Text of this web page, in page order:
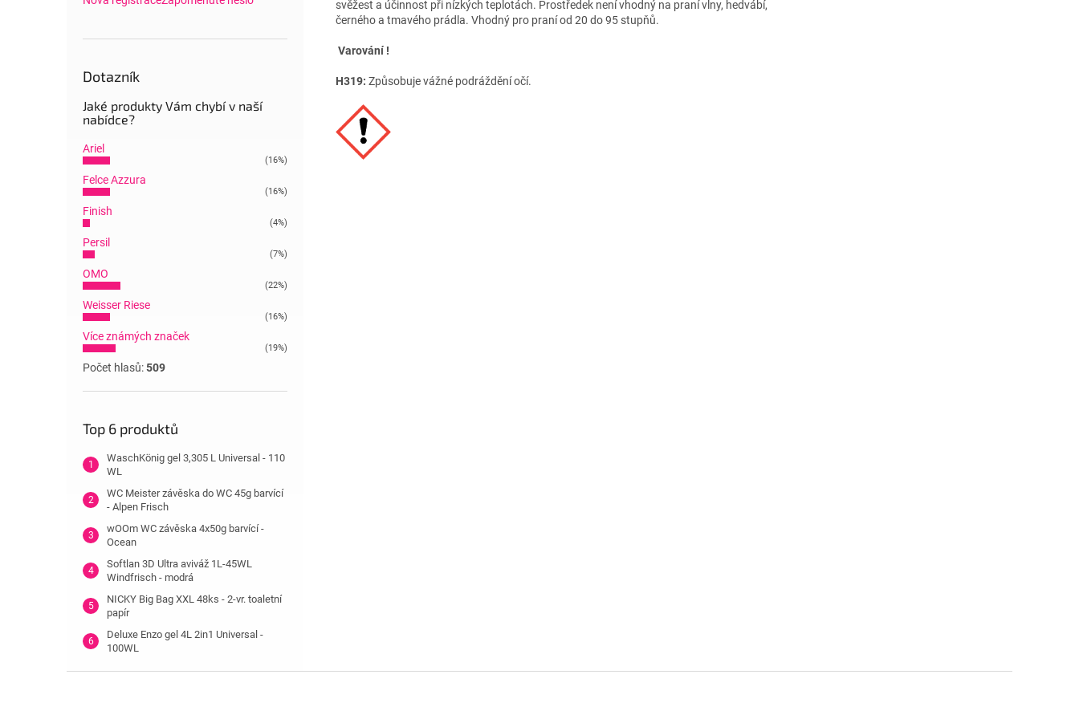
Dotazník
Jaké produkty Vám chybí v naší
nabídce?
Ariel
(16%)
Felce Azzura
(16%)
Finish
(4%)
Persil
(7%)
OMO
(22%)
Weisser Riese
(16%)
Více známých značek
(19%)
Počet hlasů:509
Top 6 produktů
WaschKönig gel 3,305 L Universal - 110
WL
WC Meister závěska do WC 45g barvící
- Alpen Frisch
wOOm WC závěska 4x50g barvící -
Ocean
Softlan 3D Ultra aviváž 1L-45WL
Windfrisch - modrá
NICKY Big Bag XXL 48ks - 2-vr. toaletní
papír
Deluxe Enzo gel 4L 2in1 Universal -
100WL
svěžest a účinnost při nízkých teplotách. Prostředek není vhodný na praní vlny, hedvábí,
černého a tmavého prádla. Vhodný pro praní od 20 do 95 stupňů.
Varování !
H319: Způsobuje vážné podráždění očí.